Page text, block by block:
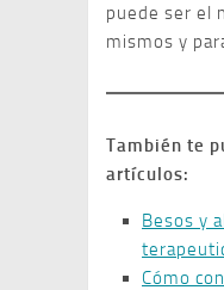
puede ser el
mismos y
También te
artículos:
Besos y
Cómo